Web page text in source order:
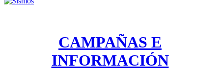
CAMPAÑAS E
INFORMACIÓN